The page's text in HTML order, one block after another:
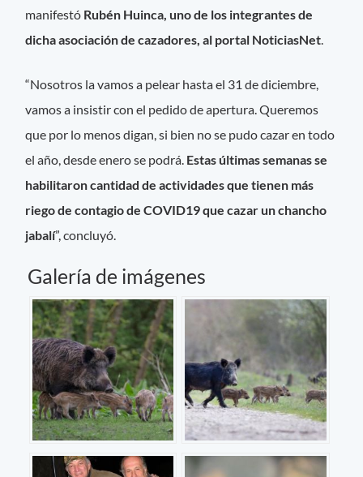
manifestó Rubén Huinca, uno de los integrantes de
dicha asociación de cazadores, al portal NoticiasNet
“Nosotros la vamos a pelear hasta el 31 de diciembre,
vamos a insistir con el pedido de apertura. Queremos
que por lo menos digan, si bien no se pudo cazar en todo
el año, desde enero se podrá. Estas últimas semanas se
habilitaron cantidad de actividades que tienen más
riego de contagio de COVID19 que cazar un chancho
jabalí”, concluyó.
Galería de imágenes